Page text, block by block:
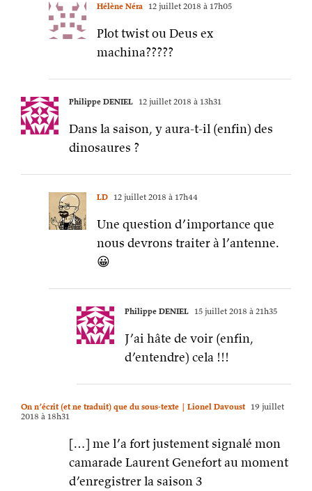
Hélène Néra 12 juillet 2018 à 17h05
Plot twist ou Deus ex
machina?????
Philippe DENIEL 12 juillet 2018 à 13h31
Dans la saison, y aura-t-il (enfin) des
dinosaures ?
LD 12 juillet 2018 à 17h44
Une question d’importance que
nous devrons traiter à l’antenne.
😀
Philippe DENIEL 15 juillet 2018 à 21h35
J’ai hâte de voir (enfin,
d’entendre) cela !!!
On n’écrit (et ne traduit) que du sous-texte | Lionel Davoust 19 juillet
2018 à 18h31
[…] me l’a fort justement signalé mon
camarade Laurent Genefort au moment
d’enregistrer la saison 3